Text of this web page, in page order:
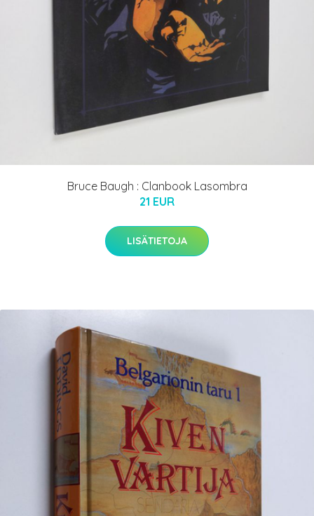
Bruce Baugh : Clanbook Lasombra
21 EUR
LISÄTIETOJA